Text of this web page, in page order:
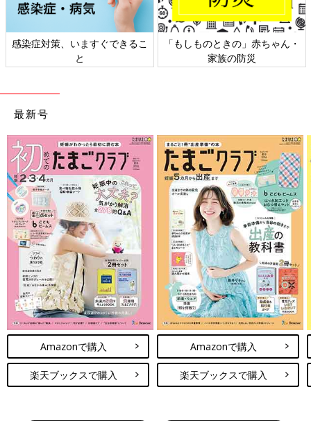
日本外来小児科学会リーフレッ
ト検討会
六星占術 細木かおりさんの人生
相談
最新号
Amazonで購入
楽天ブックスで購入
Amazonで購入
楽天ブックスで購入